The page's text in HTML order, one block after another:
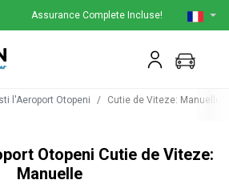
Assurance Complete Incluse!
l'Aeroport Otopeni Cutie de Viteze: Manuelle
Otopeni Cutie de Viteze:
Manuelle